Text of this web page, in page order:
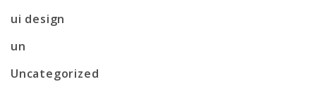
ui design
un
Uncategorized